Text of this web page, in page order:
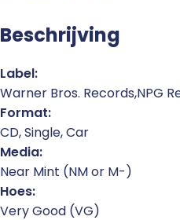
Beschrijving
Label:
Warner Bros. Records,NPG
Format:
CD, Single, Car
Media:
Near Mint (NM or M-)
Hoes:
Very Good (VG)